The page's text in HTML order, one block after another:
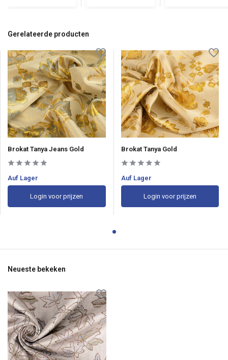
Gerelateerde producten
Brokat Tanya Jeans Gold
Auf Lager
Login voor prijzen
Brokat Tanya Gold
Auf Lager
Login voor prijzen
Neueste bekeken